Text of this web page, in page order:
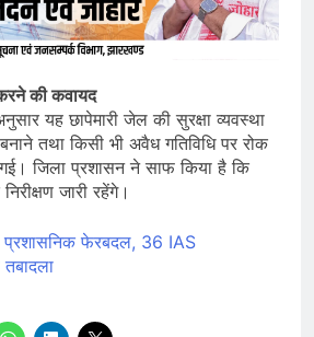
की कवायद
यह छापेमारी जेल की सुरक्षा व्यवस्था
तथा किसी भी अवैध गतिविधि पर रोक
जिला प्रशासन ने साफ किया है कि
जारी रहेंगे।
प्रशासनिक फेरबदल, 36 IAS
तबादला